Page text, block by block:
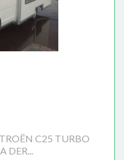
C25 TURBO
DER...